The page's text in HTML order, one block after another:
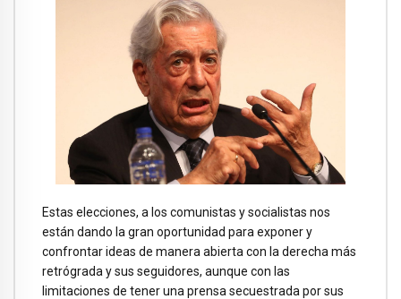
Estas elecciones, a los comunistas y socialistas nos
están dando la gran oportunidad para exponer y
confrontar ideas de manera abierta con la derecha más
retrógrada y sus seguidores, aunque con las
limitaciones de tener una prensa secuestrada por sus